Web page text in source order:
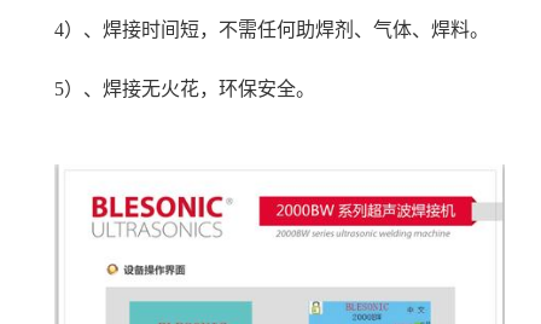
4）、焊接时间短，不需任何助焊剂、气体、焊料。
5）、焊接无火花，环保安全。